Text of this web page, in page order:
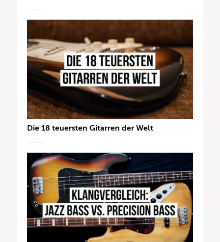
Die 18 teuersten Gitarren der Welt